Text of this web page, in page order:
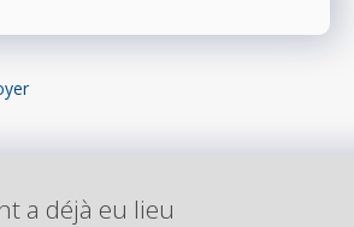
a déjà eu lieu